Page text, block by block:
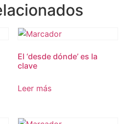
El ‘desde dónde’ es la
clave
Leer más